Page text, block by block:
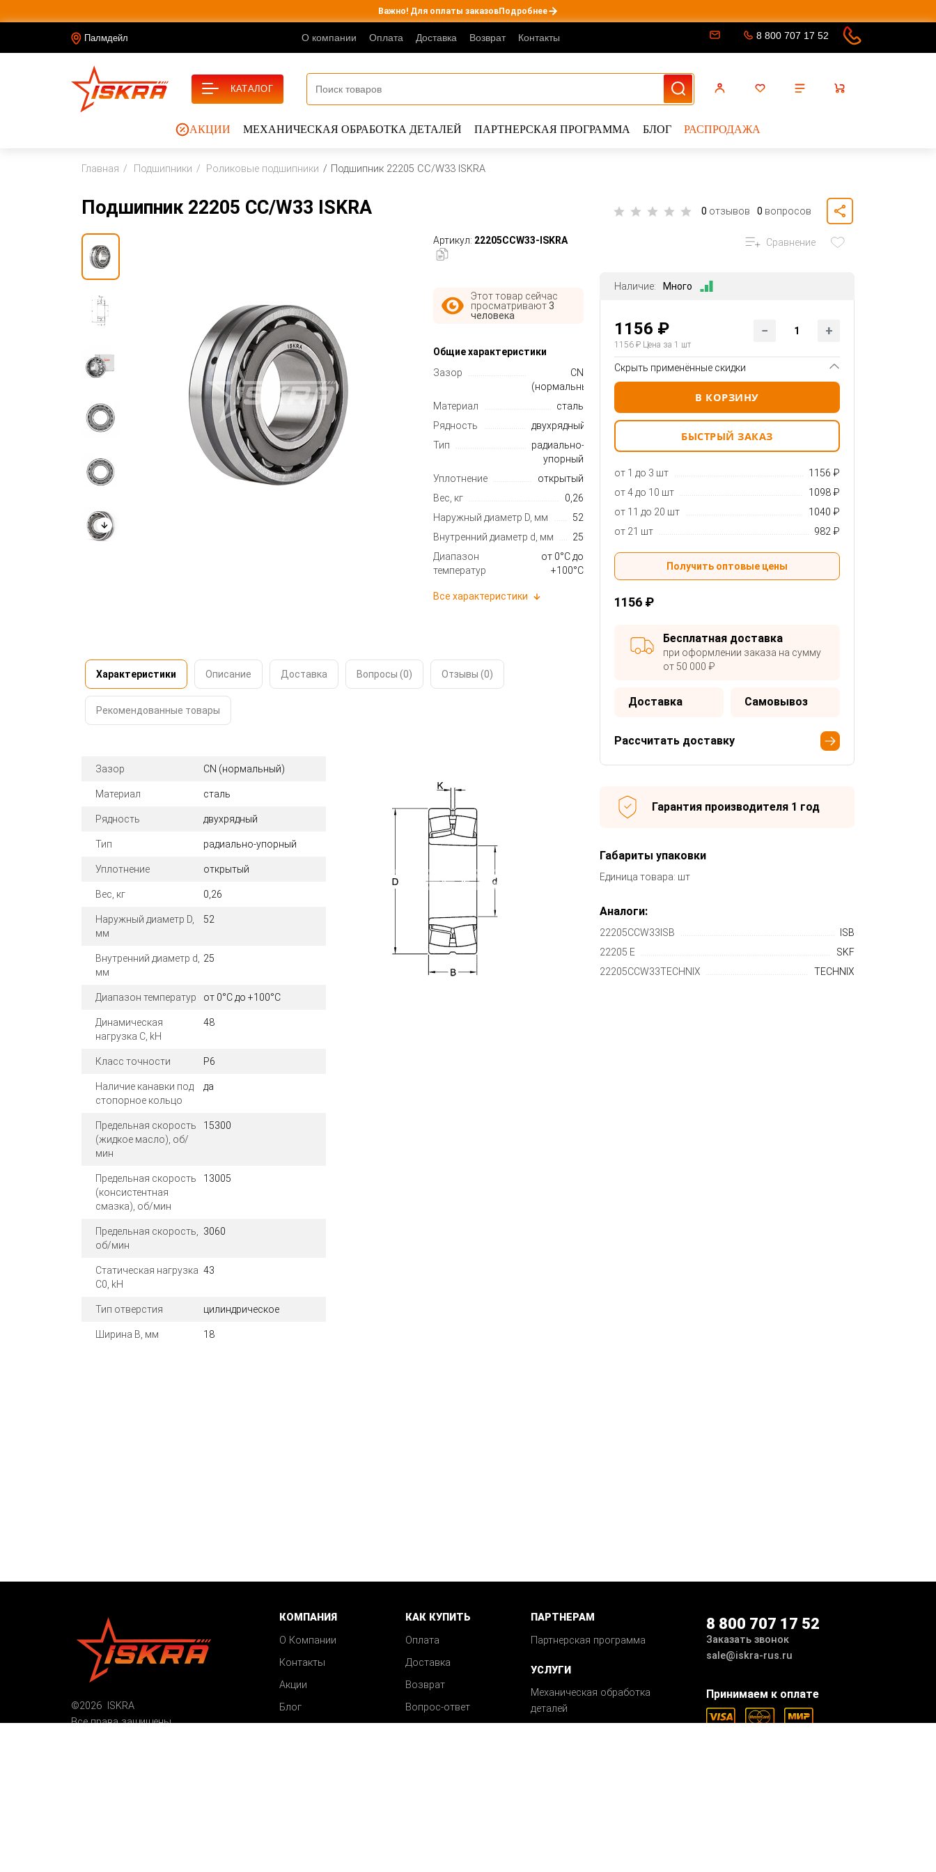
Важно! Для оплаты заказовПодробнее
Палмдейл О компании Оплата Доставка Возврат Контакты 8 800 707 17 52
АКЦИИ МЕХАНИЧЕСКАЯ ОБРАБОТКА ДЕТАЛЕЙ ПАРТНЕРСКАЯ ПРОГРАММА БЛОГ РАСПРОДАЖА
КАТАЛОГ
Главная Подшипники Роликовые подшипники Подшипник 22205 CC/W33 ISKRA
Подшипник 22205 CC/W33 ISKRA 0 отзывов 0 вопросов
Артикул: 22205CCW33-ISKRA
Этот товар сейчас
просматривают3
человека
Общие характеристики
Зазор
CN
(нормальный)
Материал
сталь
Рядность
двухрядный
Тип
радиально-
упорный
Уплотнение
открытый
Вес, кг
0,26
Наружный диаметр D, мм
52
Внутренний диаметр d, мм
25
Диапазон
температур
от 0°C до
+100°C
Все характеристики
Характеристики Описание Доставка Вопросы (0) Отзывы (0)
Рекомендованные товары
Зазор CN (нормальный)
Материал сталь
Рядность двухрядный
Тип радиально-упорный
Уплотнение открытый
Вес, кг 0,26
Наружный диаметр D,
мм
52
Внутренний диаметр d,
мм
25
Диапазон температур от 0°C до +100°C
Динамическая
нагрузка C, kН
48
Класс точности P6
Наличие канавки под
стопорное кольцо
да
Предельная скорость
(жидкое масло), об/
мин
15300
Предельная скорость
(консистентная
смазка), об/мин
13005
Предельная скорость,
об/мин
3060
Статическая нагрузка
C0, kН
43
Тип отверстия цилиндрическое
Ширина B, мм 18
Сравнение
Наличие: Много
1156 ₽
1156 ₽Цена за 1 шт
Скрыть применённые скидки
В КОРЗИНУ
БЫСТРЫЙ ЗАКАЗ
от 1 до 3 шт
1156 ₽
от 4 до 10 шт
1098 ₽
от 11 до 20 шт
1040 ₽
от 21 шт
982 ₽
Получить оптовые цены
1156 ₽
Бесплатная доставка
при оформлении заказа на сумму
от 50 000 ₽
Доставка Самовывоз
Рассчитать доставку
Гарантия производителя 1 год
Габариты упаковки
Единица товара: шт
Аналоги:
22205CCW33ISB
ISB
22205 E
SKF
22205CCW33TECHNIX
TECHNIX
©2026 ISKRA
Все права защищены
КОМПАНИЯ
О Компании
Контакты
Акции
Блог
КАК КУПИТЬ
Оплата
Доставка
Возврат
Вопрос-ответ
ПАРТНЕРАМ
Партнерская программа
УСЛУГИ
Механическая обработка
деталей
8 800 707 17 52
Заказать звонок
sale@iskra-rus.ru
Принимаем к оплате